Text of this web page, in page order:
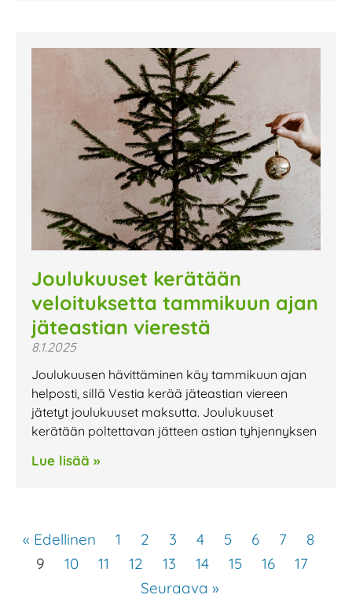
Joulukuuset kerätään
veloituksetta tammikuun ajan
jäteastian vierestä
8.1.2025
Joulukuusen hävittäminen käy tammikuun ajan
helposti, sillä Vestia kerää jäteastian viereen
jätetyt joulukuuset maksutta. Joulukuuset
kerätään poltettavan jätteen astian tyhjennyksen
Lue lisää »
« Edellinen 1 2 3 4 5 6 7
8
9
10 11 12 13 14 15 16
17
Seuraava »